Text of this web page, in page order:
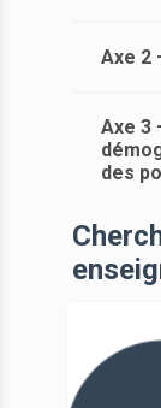
Axe 2
Axe 3
des